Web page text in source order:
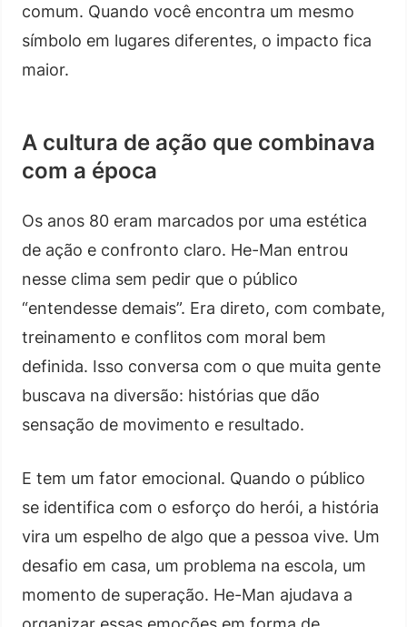
comum. Quando você encontra um mesmo
símbolo em lugares diferentes, o impacto fica
maior.
A cultura de ação que combinava
com a época
Os anos 80 eram marcados por uma estética
de ação e confronto claro. He-Man entrou
nesse clima sem pedir que o público
“entendesse demais”. Era direto, com combate,
treinamento e conflitos com moral bem
definida. Isso conversa com o que muita gente
buscava na diversão: histórias que dão
sensação de movimento e resultado.
E tem um fator emocional. Quando o público
se identifica com o esforço do herói, a história
vira um espelho de algo que a pessoa vive. Um
desafio em casa, um problema na escola, um
momento de superação. He-Man ajudava a